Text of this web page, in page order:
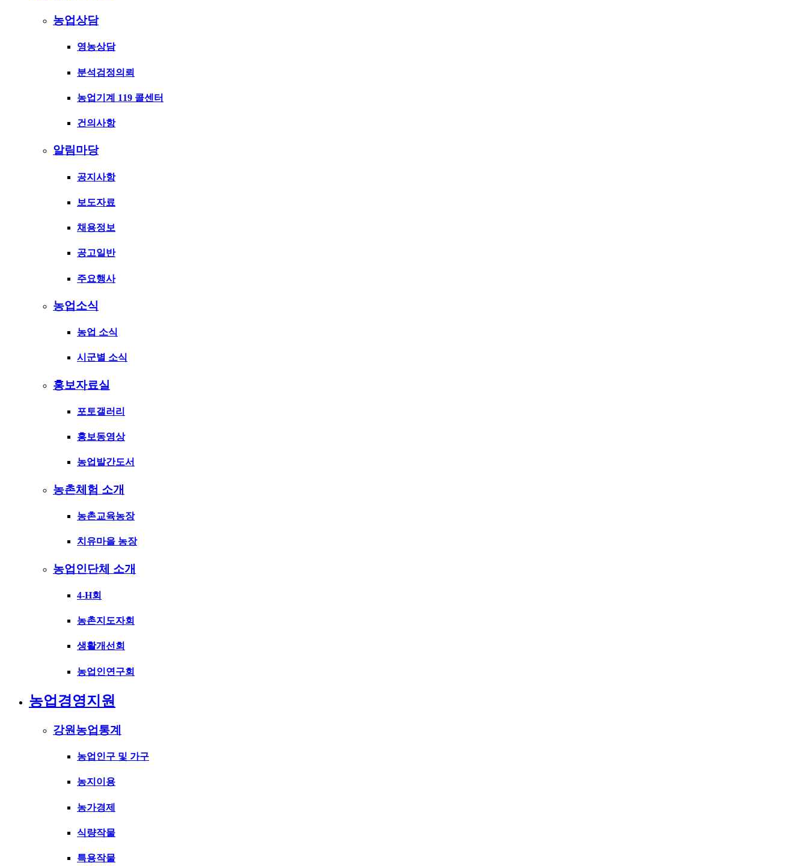
농업상담
영농상담
분석검정의뢰
농업기계 119 콜센터
건의사항
알림마당
공지사항
보도자료
채용정보
공고일반
주요행사
농업소식
농업 소식
시군별 소식
홍보자료실
포토갤러리
홍보동영상
농업발간도서
농촌체험 소개
농촌교육농장
치유마을 농장
농업인단체 소개
4-H회
농촌지도자회
생활개선회
농업인연구회
농업경영지원
강원농업통계
농업인구 및 가구
농지이용
농가경제
식량작물
특용작물